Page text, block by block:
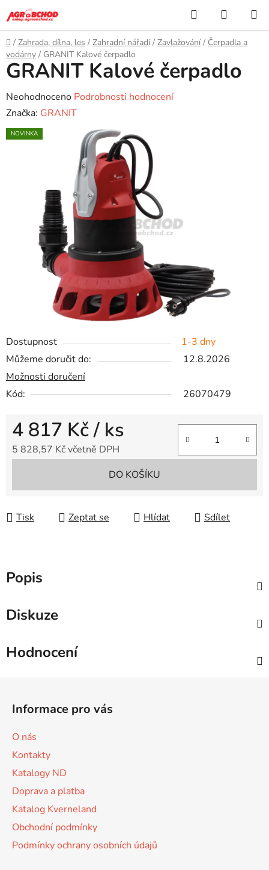
na
obsah
Hledat
KOŠÍK
Domů
/ Zahrada, dílna, les / Zahradní nářadí / Zavlažování / Čerpadla a
vodárny / GRANIT Kalové čerpadlo
Dostupnost
1-3 dny
Můžeme doručit do:
12.8.2026
Možnosti doručení
Kód:
26070479
4 817 Kč/ ks
5 828,57 Kč včetně DPH
DO KOŠÍKU
Tisk Zeptat se Hlídat Sdílet
GRANIT Kalové čerpadlo
Průměrné
hodnocení
produktu
hvězdiček.
Neohodnoceno Podrobnosti hodnocení
Značka: GRANIT
NOVINKA
Popis
Diskuze
Hodnocení
Informace pro vás
O nás
Kontakty
Katalogy ND
Doprava a platba
Katalog Kverneland
Obchodní podmínky
Podmínky ochrany osobních údajů